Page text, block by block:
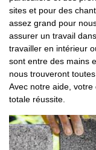
sites et pour des
assez grand pour
assurer un travail
travailler en intérieur
sont entre des mains
nous trouveront
Avec notre aide,
totale réussite.